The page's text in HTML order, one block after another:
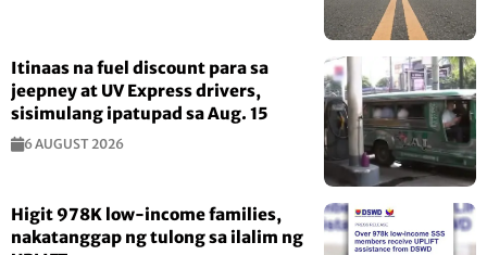
Itinaas na fuel discount para sa
jeepney at UV Express drivers,
sisimulang ipatupad sa Aug. 15
6 AUGUST 2026
Higit 978K low-income families,
nakatanggap ng tulong sa ilalim ng